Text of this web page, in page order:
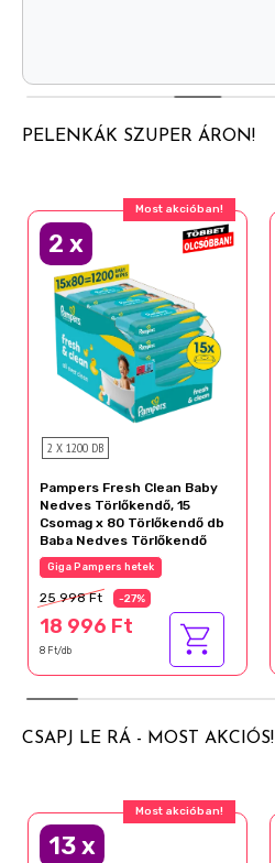
PELENKÁK SZUPER ÁRON!
Most akcióban!
2 x
2 X 1200 DB
Pampers Fresh Clean Baby
Nedves Törlőkendő, 15
Csomag x 80 Törlőkendő db
Baba Nedves Törlőkendő
Giga Pampers hetek
25 998 Ft -27%
18 996 Ft
8 Ft/db
CSAPJ LE RÁ - MOST AKCIÓS!
Most akcióban!
13x